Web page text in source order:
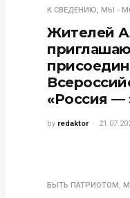
К СВЕДЕНИЮ, МЫ -
Жителей
«Россия —
by redaktor
БЫТЬ ПАТРИОТОМ,